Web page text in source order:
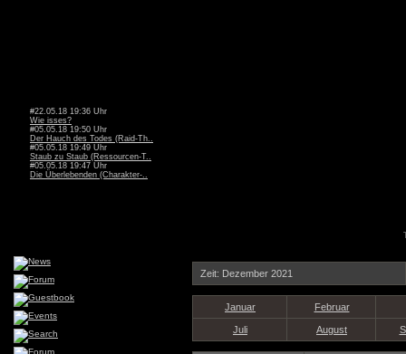
#22.05.18 19:36 Uhr
Wie isses?
#05.05.18 19:50 Uhr
Der Hauch des Todes (Raid-Th..
#05.05.18 19:49 Uhr
Staub zu Staub (Ressourcen-T..
#05.05.18 19:47 Uhr
Die Überlebenden (Charakter-..
Zeit: Dezember 2021
Januar Februar
Juli August